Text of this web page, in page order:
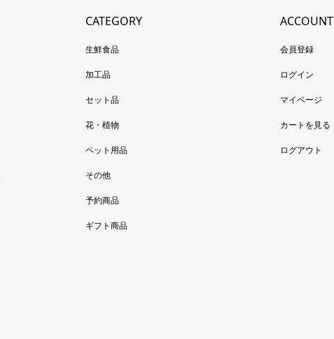
CATEGORY
生鮮食品
加工品
セット品
花・植物
ペット用品
その他
予約商品
ギフト商品
ACCOUNT
会員登録
ログイン
マイページ
カートを見る
ログアウト